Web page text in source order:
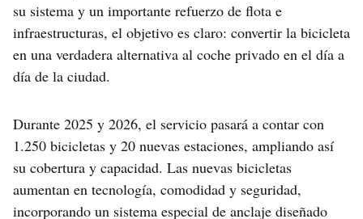
su sistema y un importante refuerzo de flota e
infraestructuras, el objetivo es claro: convertir la bicicleta
en una verdadera alternativa al coche privado en el día a
día de la ciudad.
Durante 2025 y 2026, el servicio pasará a contar con
1.250 bicicletas y 20 nuevas estaciones, ampliando así
su cobertura y capacidad. Las nuevas bicicletas
aumentan en tecnología, comodidad y seguridad,
incorporando un sistema especial de anclaje diseñado